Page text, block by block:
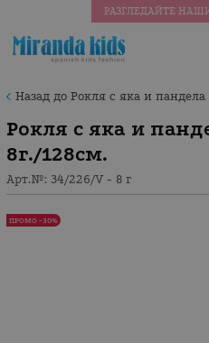
РАЗГЛЕДАЙТЕ
Назад до Рокля с яка и пандела
Рокля с яка и
8г./128см.
Арт.№: 34/226/V - 8 г
ПРОМО -30%